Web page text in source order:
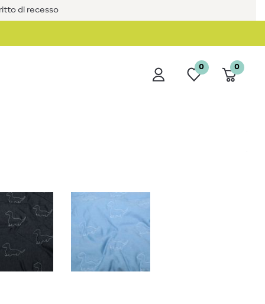
di recesso
0 0